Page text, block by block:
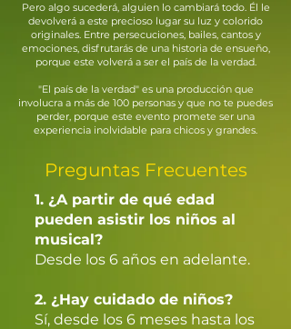
Pero algo sucederá, alguien lo cambiará todo. Él le
devolverá a este precioso lugar su luz y colorido
originales. Entre persecuciones, bailes, cantos y
emociones, disfrutarás de una historia de ensueño,
porque este volverá a ser el país de la verdad.
"El país de la verdad" es una producción que
involucra a más de 100 personas y que no te puedes
perder, porque este evento promete ser una
experiencia inolvidable para chicos y grandes.
Preguntas Frecuentes
1. ¿A partir de qué edad
pueden asistir los niños al
musical?
Desde los 6 años en adelante.
2. ¿Hay cuidado de niños?
Sí, desde los 6 meses hasta los